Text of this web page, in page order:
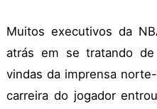
Muitos executivos da
atrás em se tratando
vindas da imprensa
carreira do jogador